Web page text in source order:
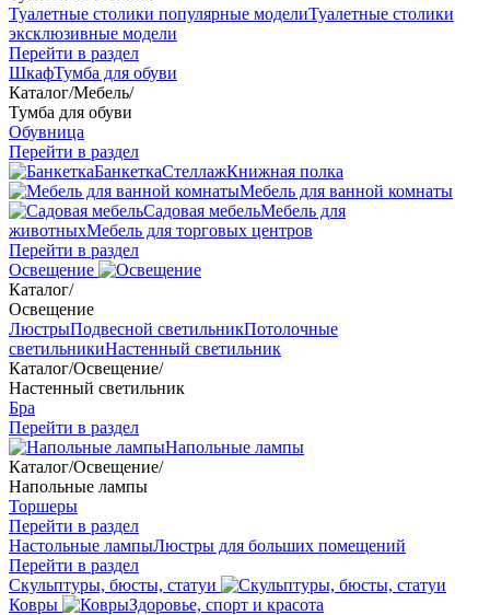
Туалетные столики популярные моделиТуалетные столики
эксклюзивные модели
Перейти в раздел
ШкафТумба для обуви
Каталог/Мебель/
Тумба для обуви
Обувница
Перейти в раздел
БанкеткаСтеллажКнижная полка
Мебель для ванной комнаты
Садовая мебельМебель для
животныхМебель для торговых центров
Перейти в раздел
Освещение
Каталог/
Освещение
ЛюстрыПодвесной светильникПотолочные
светильникиНастенный светильник
Каталог/Освещение/
Настенный светильник
Бра
Перейти в раздел
Напольные лампы
Каталог/Освещение/
Напольные лампы
Торшеры
Перейти в раздел
Настольные лампыЛюстры для больших помещений
Перейти в раздел
Скульптуры, бюсты, статуи
Ковры
Здоровье, спорт и красота